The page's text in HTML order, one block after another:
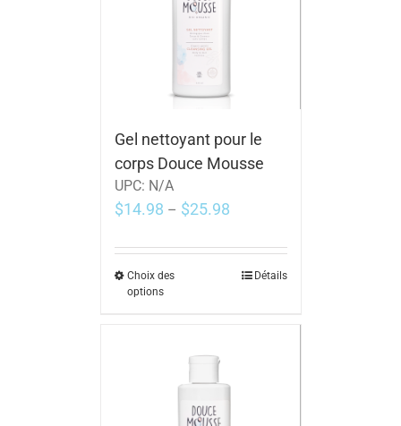
Gel nettoyant pour le
corps Douce Mousse
UPC: N/A
$14.98 – $25.98
Choix des
options
Détails